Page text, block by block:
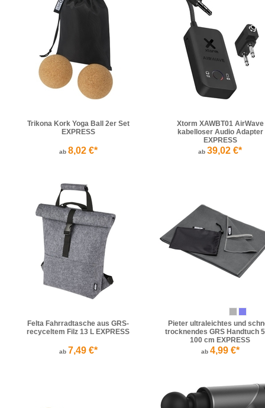
Trikona Kork Yoga Ball 2er Set
EXPRESS
ab 8,02 €*
Xtorm XAWBT01 AirWave
kabelloser Audio Adapter
EXPRESS
ab 39,02 €*
Felta Fahrradtasche aus GRS-
recyceltem Filz 13 L EXPRESS
ab 7,49 €*
Pieter ultraleichtes und
trocknendes GRS Handtuch
100 cm EXPRESS
ab 4,99 €*